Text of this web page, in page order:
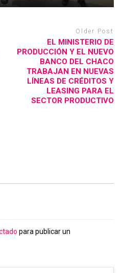
Older Post
EL MINISTERIO DE
PRODUCCIÓN Y EL NUEVO
BANCO DEL CHACO
TRABAJAN EN NUEVAS
LÍNEAS DE CRÉDITOS Y
LEASING PARA EL
SECTOR PRODUCTIVO
para publicar un